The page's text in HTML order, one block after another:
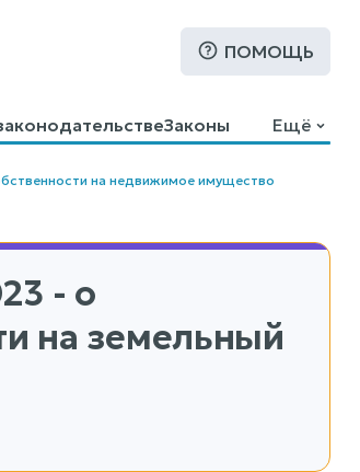
ПОМОЩЬ
Законы
Ещё
на недвижимое имущество
- о
на земельный